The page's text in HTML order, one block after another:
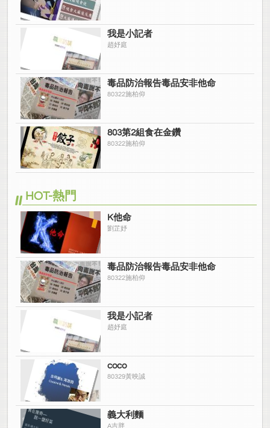
我是小記者
趙妤庭
毒品防治報告毒品安非他命
80322施柏仰
803第2組食在金鑽
80322施柏仰
HOT-熱門
K他命
劉芷妤
毒品防治報告毒品安非他命
80322施柏仰
我是小記者
趙妤庭
coco
80329黃映誠
義大利麵
A吉胖